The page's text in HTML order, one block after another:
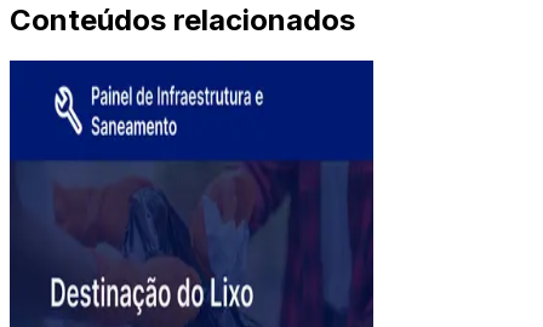
Conteúdos relacionados